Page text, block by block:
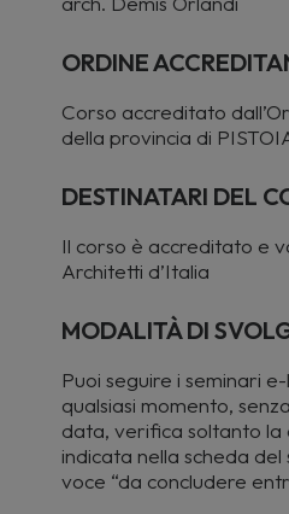
ORDINE
Corso accreditato
della provincia di
DESTINATARI DEL
Il corso è accreditato e
Architetti d’Italia
MODALITÀ DI
Puoi seguire i seminari
qualsiasi momento,
data, verifica soltanto la
indicata nella scheda
voce “da concludere